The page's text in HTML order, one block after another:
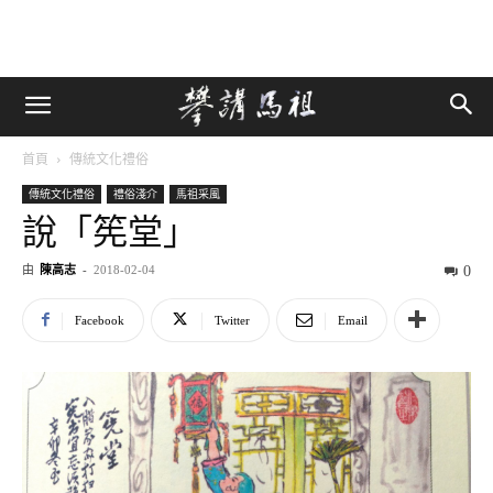
首頁 傳統文化禮俗
傳統文化禮俗 禮俗淺介 馬祖采風
說「筅堂」
由 陳高志 - 2018-02-04 0
Facebook Twitter Email